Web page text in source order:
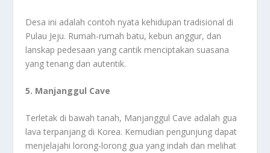
Desa ini adalah contoh nyata kehidupan tradisional di
Pulau Jeju. Rumah-rumah batu, kebun anggur, dan
lanskap pedesaan yang cantik menciptakan suasana
yang tenang dan autentik.
5. Manjanggul Cave
Terletak di bawah tanah, Manjanggul Cave adalah gua
lava terpanjang di Korea. Kemudian pengunjung dapat
menjelajahi lorong-lorong gua yang indah dan melihat